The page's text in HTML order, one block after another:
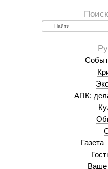
Найти
АПК:
Ваше